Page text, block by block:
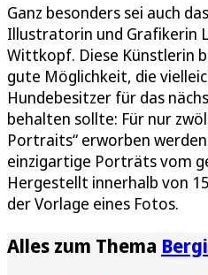
Ganz besonders sei auch
Illustratorin und Grafikerin
Wittkopf. Diese Künstlerin
gute Möglichkeit, die
Hundebesitzer für das
behalten sollte: Für nur
Portraits“ erworben
einzigartige Porträts vom
Hergestellt innerhalb von
der Vorlage eines Fotos.
Alles zum Thema